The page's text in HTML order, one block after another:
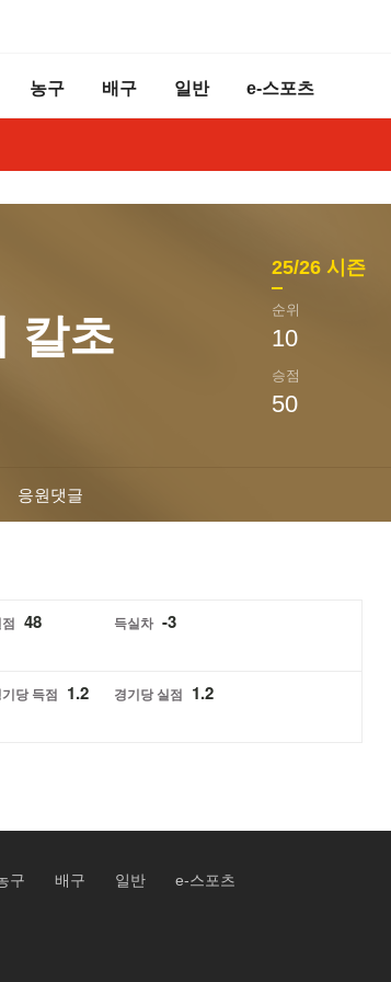
농구 배구 일반 e-스포츠
칼초
25/26 시즌
순위
10
승점
50
응원댓글
48 득실차 -3
기당 득점 1.2 경기당 실점 1.2
구 배구 일반 e-스포츠